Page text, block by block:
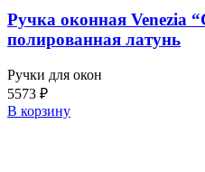
Ручка оконная Venezia
полированная латунь
Ручки для окон
5573 ₽
В корзину